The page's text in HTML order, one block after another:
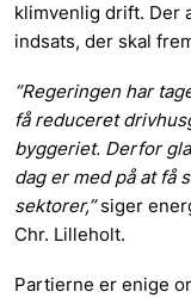
klimvenlig drift. Der
indsats, der skal
”Regeringen har
få reduceret
byggeriet. Derfor
dag er med på at få
sektorer,”siger
Chr. Lilleholt.
Partierne er enige